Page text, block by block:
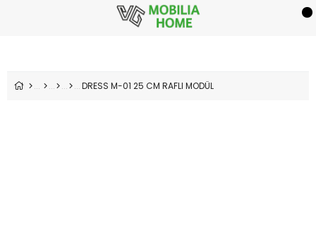
DRESS M-01 25 CM RAFLI MODÜL